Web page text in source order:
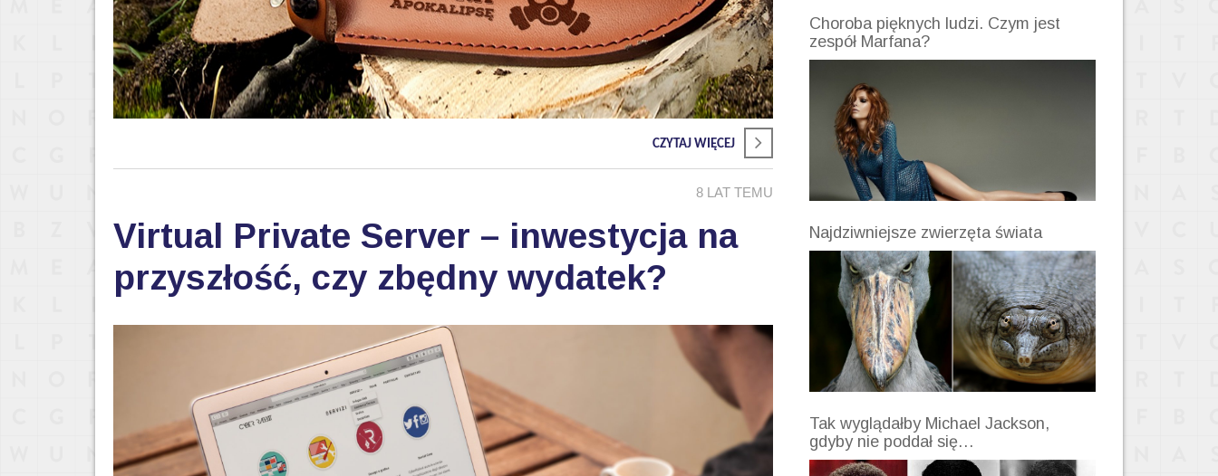
CZYTAJ WIĘCEJ
8 LAT TEMU
Virtual Private Server – inwestycja na
przyszłość, czy zbędny wydatek?
Choroba pięknych ludzi. Czym jest
zespół Marfana?
Najdziwniejsze zwierzęta świata
Tak wyglądałby Michael Jackson,
gdyby nie poddał się…